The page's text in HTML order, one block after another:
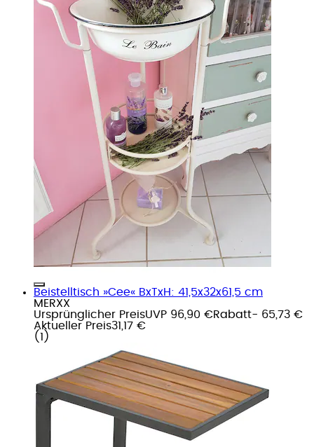
Beistelltisch »Cee« BxTxH: 41,5x32x61,5 cm
MERXX
Ursprünglicher PreisUVP 96,90 €Rabatt- 65,73 €
Aktueller Preis31,17 €
( 1 )